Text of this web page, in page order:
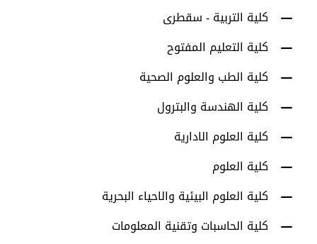
كلية التربية - سقطرى
كلية التعليم المفتوح
كلية الطب والعلوم الصحية
كلية الهندسة والبترول
كلية العلوم الادارية
كلية العلوم
كلية العلوم البيئية والاحياء البحرية
كلية الحاسبات وتقنية المعلومات